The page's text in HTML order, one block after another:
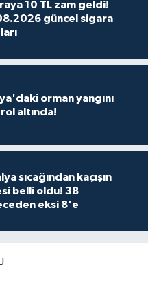
10 TL zam geldi!
güncel sigara
orman yangını
altında!
sıcağından kaçışın
belli oldu! 38
eksi 8'e